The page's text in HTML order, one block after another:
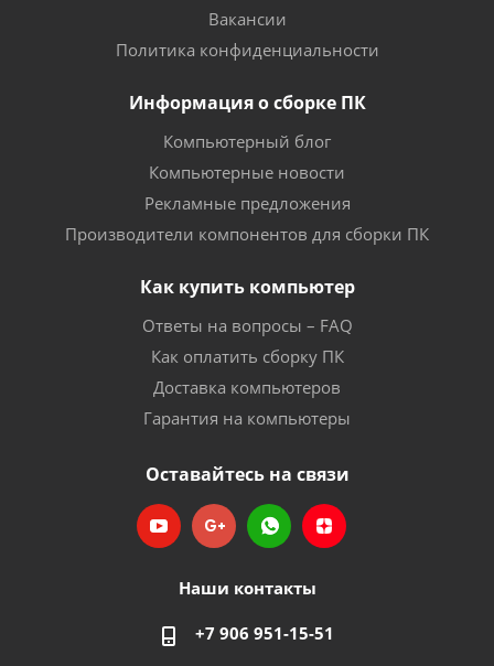
Вакансии
Политика конфиденциальности
Информация о сборке ПК
Компьютерный блог
Компьютерные новости
Рекламные предложения
Производители компонентов для сборки ПК
Как купить компьютер
Ответы на вопросы – FAQ
Как оплатить сборку ПК
Доставка компьютеров
Гарантия на компьютеры
Оставайтесь на связи
Наши контакты
+7 906 951-15-51